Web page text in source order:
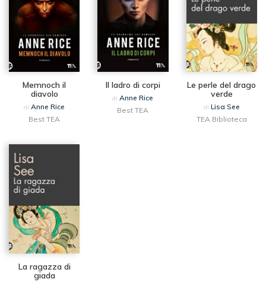
Memnoch il
diavolo
diAnne Rice
Best TEA
Il ladro di corpi
diAnne Rice
Best TEA
Le perle del drago
verde
di Lisa See
TEA Biblioteca
La ragazza di
giada